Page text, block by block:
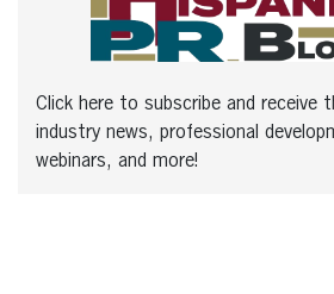
Click here to subscribe and receive
industry news, professional
webinars, and more!